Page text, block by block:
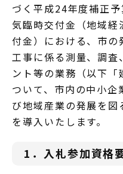
づく平成24年度補正
気臨時交付金（地域経
付金）における、市
工事に係る測量、調査
ント等の業務（以下
ついて、市内の中小
び地域産業の発展を
を導入いたします。
1．入札参加資格